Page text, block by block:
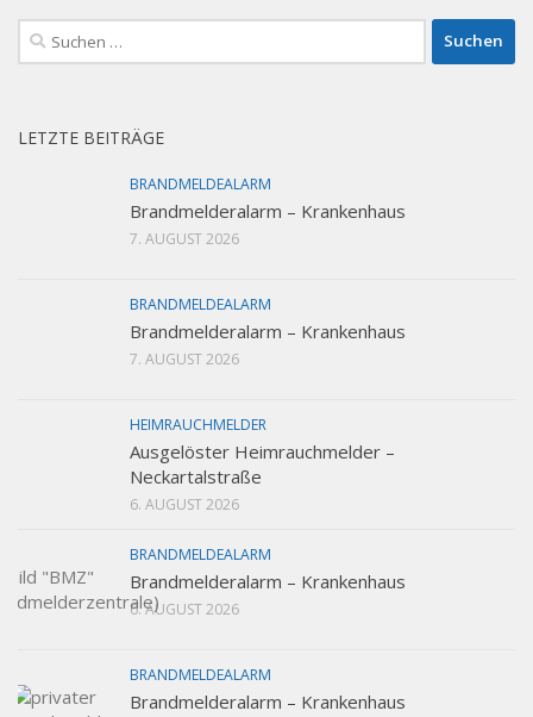
Suchen
nach:
LETZTE BEITRÄGE
BRANDMELDEALARM
Brandmelderalarm – Krankenhaus
7. AUGUST 2026
BRANDMELDEALARM
Brandmelderalarm – Krankenhaus
7. AUGUST 2026
HEIMRAUCHMELDER
Ausgelöster Heimrauchmelder –
Neckartalstraße
6. AUGUST 2026
BRANDMELDEALARM
Brandmelderalarm – Krankenhaus
6. AUGUST 2026
BRANDMELDEALARM
Brandmelderalarm – Krankenhaus